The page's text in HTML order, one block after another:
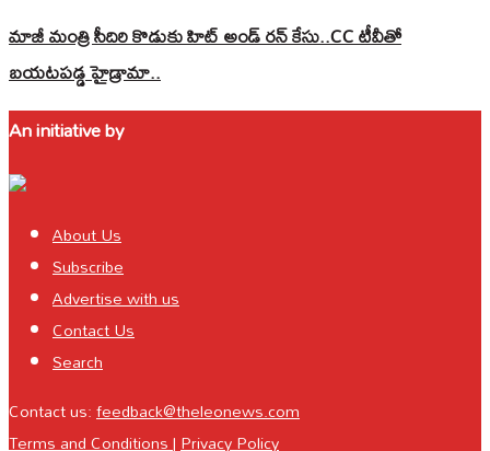
మాజీ మంత్రి సీదిరి కొడుకు హిట్ అండ్ రన్ కేసు..CC టీవీతో
బయటపడ్డ హైడ్రామా..
An initiative by
About Us
Subscribe
Advertise with us
Contact Us
Search
Contact us:feedback@theleonews.com
Terms and Conditions|Privacy Policy